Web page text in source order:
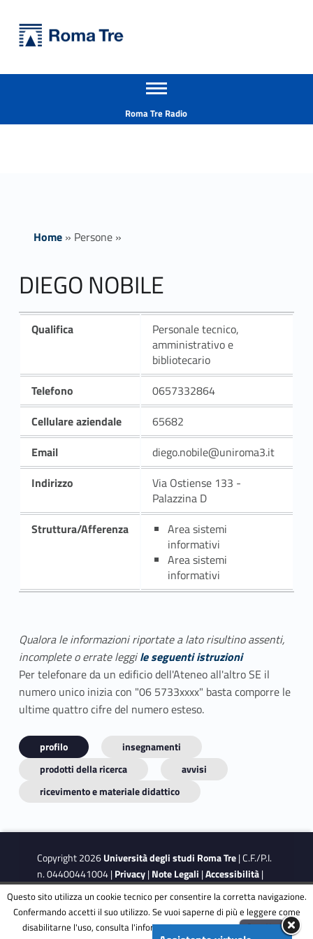
DIEGO NOBILE - Università Roma Tre
Apri il menu secondario
Roma Tre Radio
Home» Persone»
DIEGO NOBILE
Qualifica
Personale tecnico,
amministrativo e
bibliotecario
Telefono
0657332864
Cellulare aziendale
65682
Email
diego.nobile@uniroma3.it
Indirizzo
Via Ostiense 133 -
Palazzina D
Struttura/Afferenza
Area sistemi
informativi
Area sistemi
informativi
Qualora le informazioni riportate a lato risultino assenti,
incomplete o errate leggile seguenti istruzioni
Per telefonare da un edificio dell'Ateneo all'altro SE il
numero unico inizia con "06 5733xxxx" basta comporre le
ultime quattro cifre del numero esteso.
profilo
insegnamenti
prodotti della ricerca
avvisi
ricevimento e materiale didattico
Copyright 2026Università degli studi Roma Tre| C.F./P.I.
n. 04400441004 |Privacy|Note Legali |Accessibilità|
Obiettivi di accessibilità
| Dichiarazione di accessibilità
This site is protected by reCAPTCHA and the GooglePrivacy
Questo sito utilizza un cookie tecnico per consentire la corretta navigazione.
Confermando accetti il suo utilizzo. Se vuoi saperne di più e leggere come
disabilitarne l'uso, consulta l'informativa estesa.ENG
Accetta